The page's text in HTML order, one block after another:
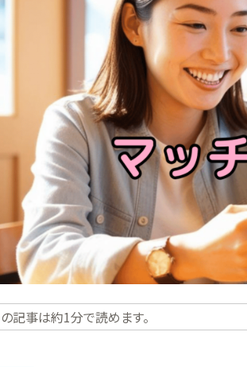
記事は約1分で読めます。